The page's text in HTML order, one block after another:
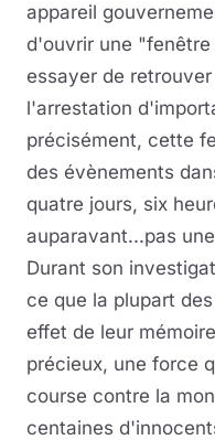
appareil
d'ouvrir une
essayer de
l'arrestation
précisément, cette
des évènements
quatre jours, six
auparavant...pas
Durant son
ce que la plupart
effet de leur
précieux, une force
course contre la
centaines